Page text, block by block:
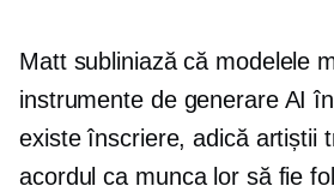
Matt subliniază că modelele
instrumente de generare AI
existeînscriere, adică artiștii
acordul ca munca lor să fie